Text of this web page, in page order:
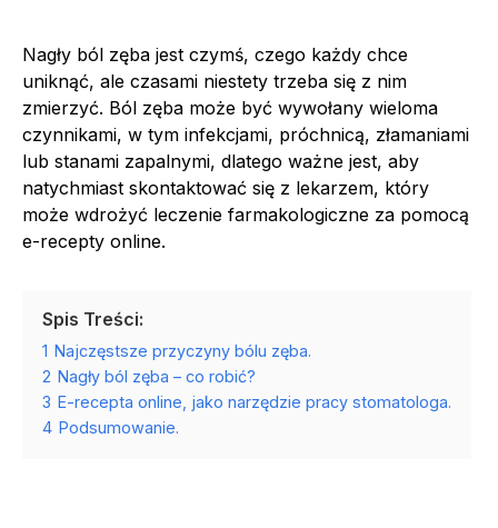
Nagły ból zęba jest czymś, czego każdy chce
uniknąć, ale czasami niestety trzeba się z nim
zmierzyć. Ból zęba może być wywołany wieloma
czynnikami, w tym infekcjami, próchnicą, złamaniami
lub stanami zapalnymi, dlatego ważne jest, aby
natychmiast skontaktować się z lekarzem, który
może wdrożyć leczenie farmakologiczne za pomocą
e-recepty online.
Spis Treści:
1 Najczęstsze przyczyny bólu zęba.
2 Nagły ból zęba – co robić?
3 E-recepta online, jako narzędzie pracy stomatologa.
4 Podsumowanie.